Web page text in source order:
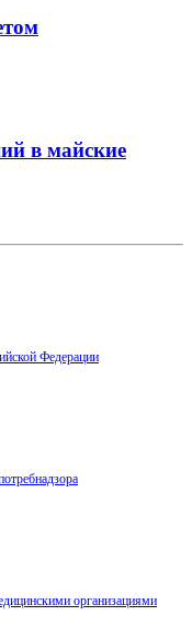
в майские
Федерации
организациями